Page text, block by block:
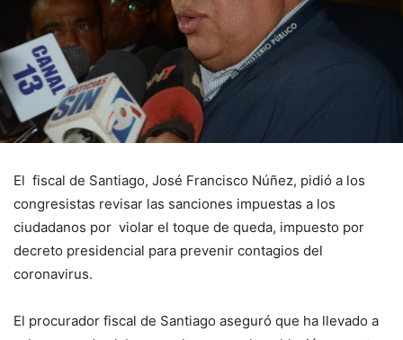
El fiscal de Santiago, José Francisco Núñez, pidió a los
congresistas revisar las sanciones impuestas a los
ciudadanos por violar el toque de queda, impuesto por
decreto presidencial para prevenir contagios del
coronavirus.
El procurador fiscal de Santiago aseguró que ha llevado a